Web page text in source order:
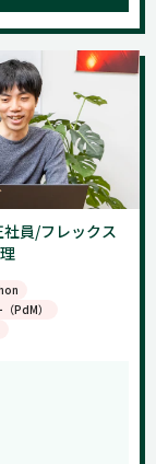
員/フレックス
PdM）